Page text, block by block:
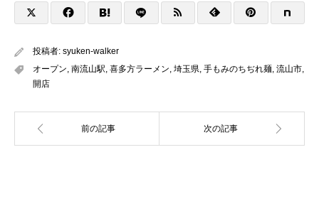
投稿者: syuken-walker
オープン 南流山駅 喜多方ラーメン 埼玉県 手もみのちぢれ麺 流山市
開店